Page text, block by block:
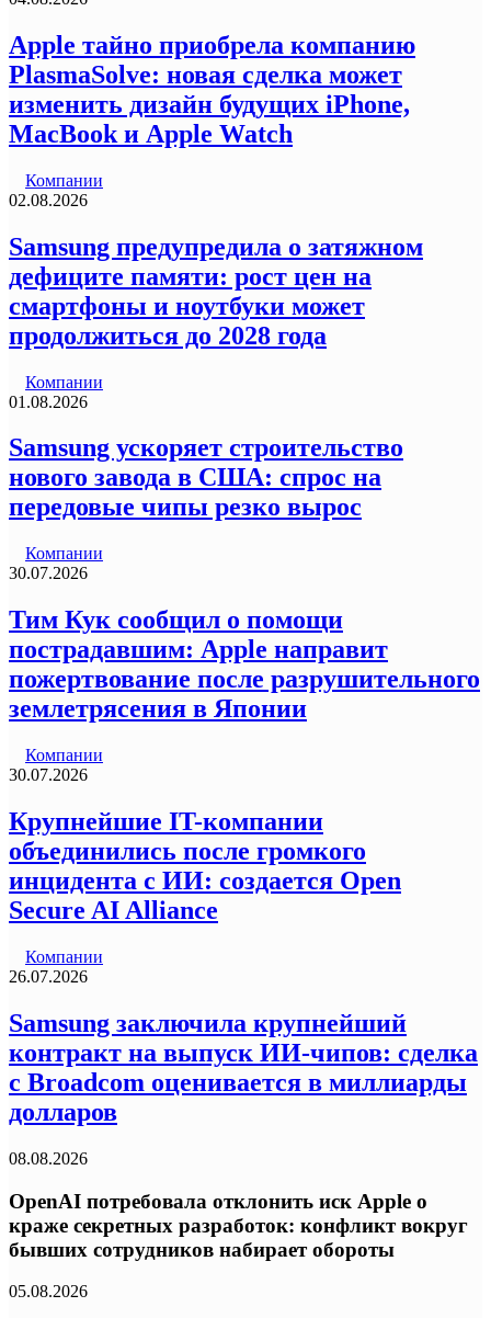
Apple тайно приобрела компанию
PlasmaSolve: новая сделка может
изменить дизайн будущих iPhone,
MacBook и Apple Watch
Компании
02.08.2026
Samsung предупредила о затяжном
дефиците памяти: рост цен на
смартфоны и ноутбуки может
продолжиться до 2028 года
Компании
01.08.2026
Samsung ускоряет строительство
нового завода в США: спрос на
передовые чипы резко вырос
Компании
30.07.2026
Тим Кук сообщил о помощи
пострадавшим: Apple направит
пожертвование после разрушительного
землетрясения в Японии
Компании
30.07.2026
Крупнейшие IT-компании
объединились после громкого
инцидента с ИИ: создается Open
Secure AI Alliance
Компании
26.07.2026
Samsung заключила крупнейший
контракт на выпуск ИИ-чипов: сделка
с Broadcom оценивается в миллиарды
долларов
08.08.2026
OpenAI потребовала отклонить иск Apple о
краже секретных разработок: конфликт вокруг
бывших сотрудников набирает обороты
05.08.2026